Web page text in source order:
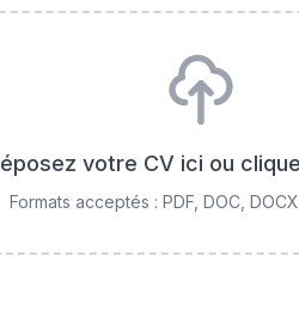
votre CV ici ou
Formats acceptés : PDF, DOC,